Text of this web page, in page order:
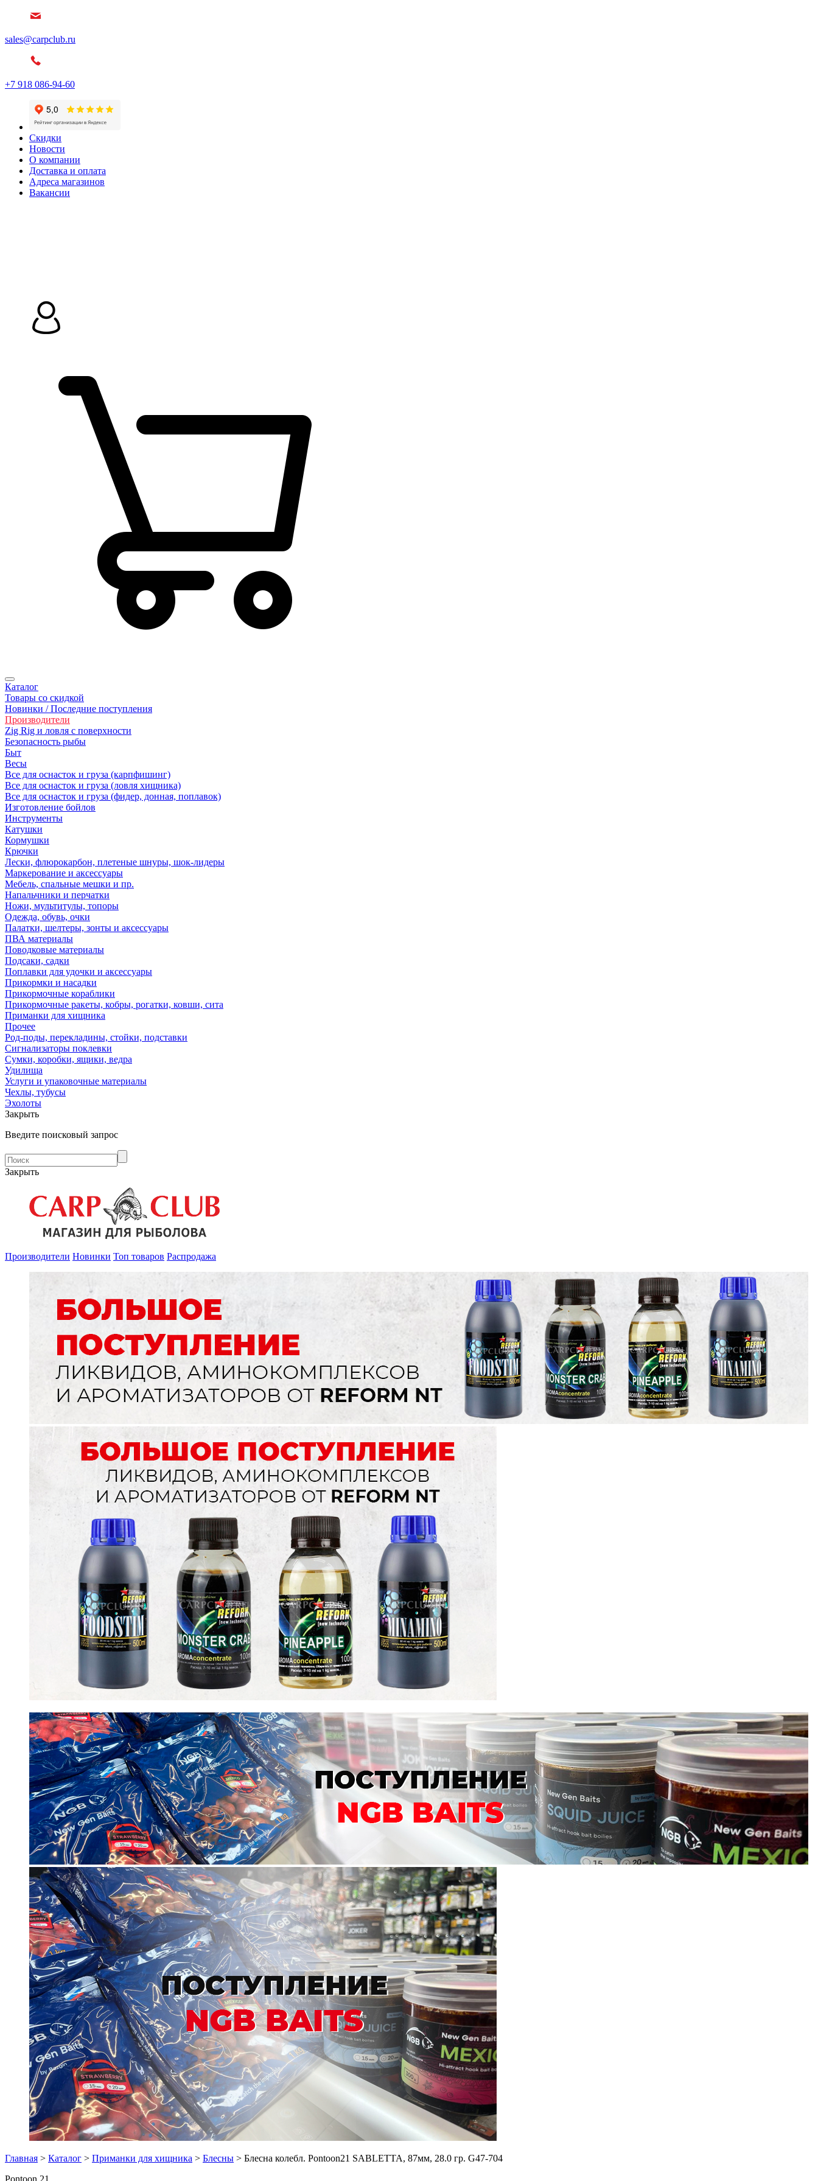
sales@carpclub.ru
+7 918 086-94-60
Скидки
Новости
О компании
Доставка и оплата
Адреса магазинов
Вакансии
Каталог
Товары со скидкой
Новинки / Последние поступления
Производители
Zig Rig и ловля с поверхности
Безoпасность рыбы
Быт
Весы
Все для оснасток и груза (карпфишинг)
Все для оснасток и груза (ловля хищника)
Все для оснасток и груза (фидер, донная, поплавок)
Изготовление бойлов
Инструменты
Катушки
Кормушки
Крючки
Лески, флюрокарбон, плетеные шнуры, шок-лидеры
Маркерование и аксессуары
Мебель, спальные мешки и пр.
Напальчники и перчатки
Ножи, мультитулы, топоры
Одежда, обувь, очки
Палатки, шелтеры, зонты и аксессуары
ПВА материалы
Поводковые материалы
Подсаки, садки
Поплавки для удочки и аксессуары
Прикормки и насадки
Прикормочные кораблики
Прикормочные ракеты, кобры, рогатки, ковши, сита
Приманки для хищника
Прочее
Род-поды, перекладины, стойки, подставки
Сигнализаторы поклевки
Сумки, коробки, ящики, ведра
Удилища
Услуги и упаковочные материалы
Чехлы, тубусы
Эхолоты
Закрыть
Введите поисковый запрос
Закрыть
Производители Новинки Топ товаров Распродажа
Главная > Каталог > Приманки для хищника > Блесны > Блесна колебл. Pontoon21 SABLETTA, 87мм, 28.0 гр. G47-704
Pontoon 21